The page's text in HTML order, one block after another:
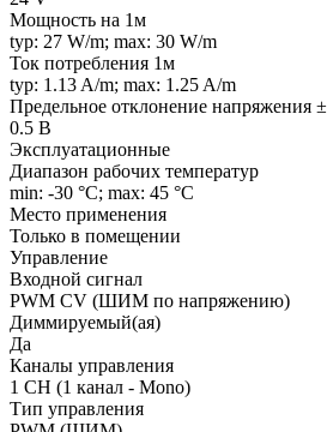
Мощность на 1м
typ: 27 W/m; max: 30 W/m
Ток потребления 1м
typ: 1.13 A/m; max: 1.25 A/m
Предельное отклонение напряжения ±
0.5 В
Эксплуатационные
Диапазон рабочих температур
min: -30 °C; max: 45 °C
Место применения
Только в помещении
Управление
Входной сигнал
PWM СV (ШИМ по напряжению)
Диммируемый(ая)
Да
Каналы управления
1 CH (1 канал - Mono)
Тип управления